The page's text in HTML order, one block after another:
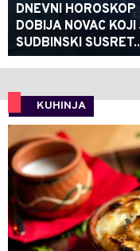
DNEVNI
DOBIJA NOVAC
SUDBINSKI
KUHINJA